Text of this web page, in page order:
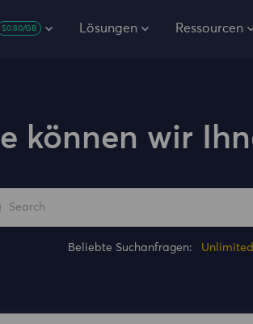
$0.80/GB Lösungen Ressourcen
können wir
Beliebte Suchanfragen: